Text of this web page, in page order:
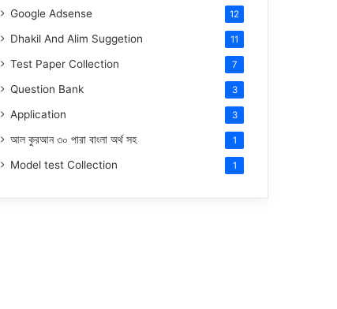
Google Adsense 12
Dhakil And Alim Suggetion 11
Test Paper Collection 7
Question Bank 3
Application 3
আল কুরআন ৩০ পারা বাংলা অর্থ সহ 1
Model test Collection 1